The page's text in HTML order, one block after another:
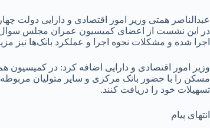
عبدالناصر همتی وزیر امور اقتصادی و دارایی
در این نشست از اعضای کمیسیون عمران مجلس سوال
اجرا شده و مشکلات نحوه اجرا و عملکرد بانک‌ها نیز
وزیر امور اقتصادی و دارایی اضافه کرد: در
مسکن را با حضور بانک مرکزی و سایر متولیان مربوطه
تسهیلات خود را دریافت کنند.
انتهای پیام